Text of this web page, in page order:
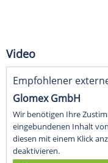
Video
Empfohlener
Glomex GmbH
Wir benötigen Ihre
eingebundenen Inhalt
diesen mit einem Klick
deaktivieren.